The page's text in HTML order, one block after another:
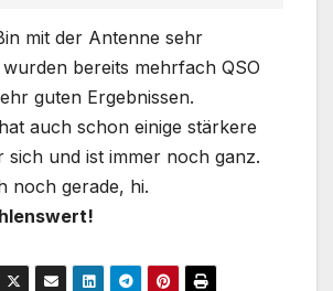
mit der Antenne sehr
bereits mehrfach QSO
guten Ergebnissen.
auch schon einige stärkere
sich und ist immer noch ganz.
noch gerade, hi.